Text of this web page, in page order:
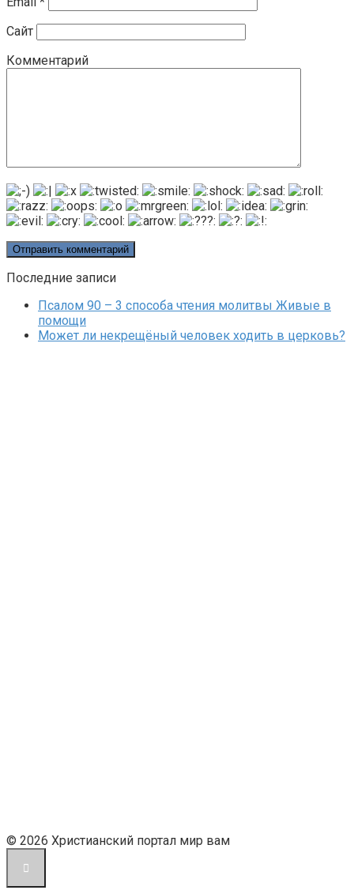
Сайт
Комментарий
Последние записи
Псалом 90 – 3 способа чтения молитвы Живые в
помощи
Может ли некрещёный человек ходить в церковь?
© 2026 Христианский портал мир вам